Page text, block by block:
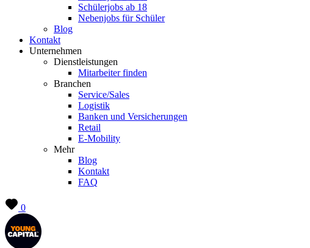
Schülerjobs ab 18
Nebenjobs für Schüler
Blog
Kontakt
Unternehmen
Dienstleistungen
Mitarbeiter finden
Branchen
Service/Sales
Logistik
Banken und Versicherungen
Retail
E-Mobility
Mehr
Blog
Kontakt
FAQ
0